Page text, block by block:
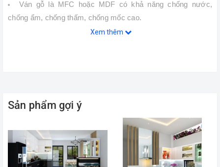
Ván gỗ là MFC hoặc MDF có khả năng chống nước,
chống ẩm, chống thấm, chống mốc cao.
được làm theo các hình dạng I, U, L,H phù
mốc,cong vênh tốt lại an toàn, thân thiện với môi trường.
Bề mặt Acrylic chống trầy xước, màu sắc đẹp mắt, trơn
bóng, có độ thẩm mỹ cao.
Đa
dạngmàu sắc, kiểu dáng thích ứng với từng môi
trường, từng diện tích và không gian phòng bếp.
Xem thêm
Sản phẩm gợi ý